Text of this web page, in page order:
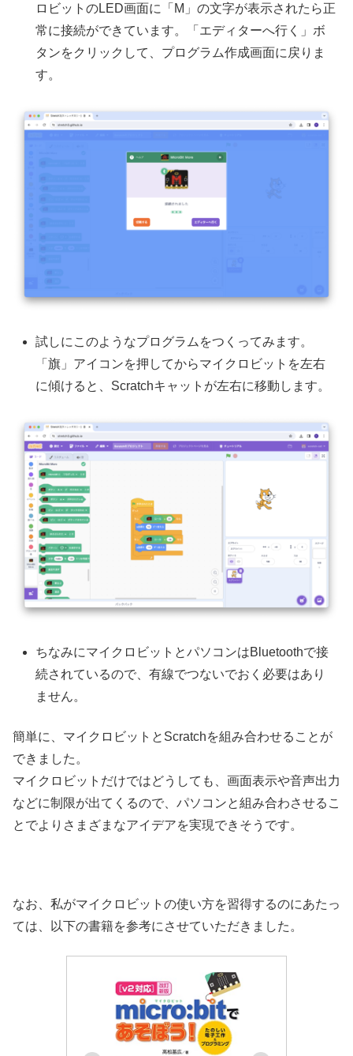
ロビットのLED画面に「M」の文字が表示されたら正
常に接続ができています。「エディターへ行く」ボ
タンをクリックして、プログラム作成画面に戻りま
す。
試しにこのようなプログラムをつくってみます。
「旗」アイコンを押してからマイクロビットを左右
に傾けると、Scratchキャットが左右に移動します。
ちなみにマイクロビットとパソコンはBluetoothで接
続されているので、有線でつないでおく必要はあり
ません。
簡単に、マイクロビットとScratchを組み合わせることが
できました。
マイクロビットだけではどうしても、画面表示や音声出力
などに制限が出てくるので、パソコンと組み合わさせるこ
とでよりさまざまなアイデアを実現できそうです。
なお、私がマイクロビットの使い方を習得するのにあたっ
ては、以下の書籍を参考にさせていただきました。